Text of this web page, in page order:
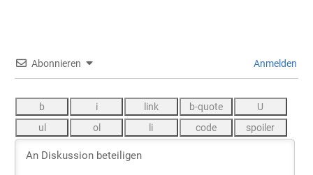
Abonnieren Anmelden